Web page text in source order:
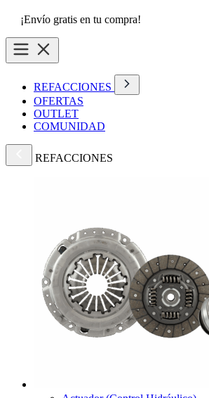
¡Envío gratis en tu compra!
REFACCIONES
OFERTAS
OUTLET
COMUNIDAD
REFACCIONES